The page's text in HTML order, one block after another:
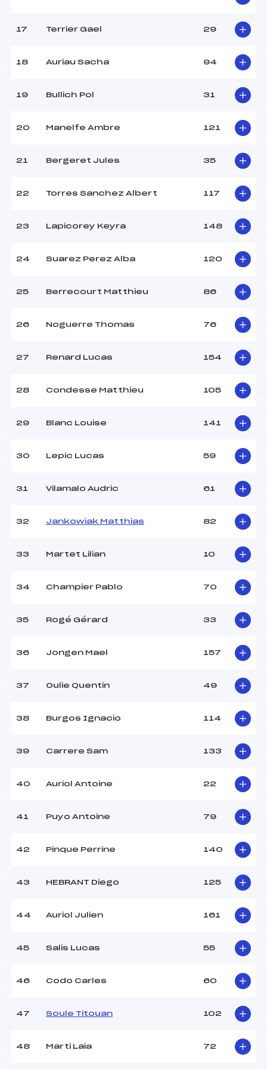
Pénalité appliquée :
17 Terrier Gael 29
18 Auriau Sacha 94
19 Bullich Pol 31
20 Manelfe Ambre 121
21 Bergeret Jules 35
22 Torres Sanchez Albert 117
23 Lapicorey Keyra 148
24 Suarez Perez Alba 120
25 Berrecourt Matthieu 86
26 Noguerre Thomas 76
27 Renard Lucas 154
28 Condesse Matthieu 105
29 Blanc Louise 141
30 Lepic Lucas 59
31 Vilamalo Audric 61
32 Jankowiak Matthias 82
33 Martet Lilian 10
34 Champier Pablo 70
35 Rogé Gérard 33
36 Jongen Mael 157
37 Oulie Quentin 49
38 Burgos Ignacio 114
39 Carrere Sam 133
40 Auriol Antoine 22
41 Puyo Antoine 79
42 Pinque Perrine 140
43 HEBRANT Diego 125
44 Auriol Julien 161
45 Salis Lucas 55
46 Codo Carles 60
47 Soule Titouan 102
48 Marti Laia 72